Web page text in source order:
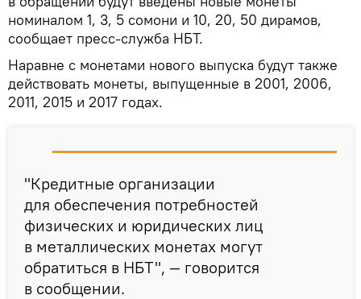
номиналом 1, 3, 5 сомони и 10, 20, 50 дирамов,
сообщает пресс-служба НБТ.
Наравне с монетами нового выпуска будут также
действовать монеты, выпущенные в 2001, 2006,
2011, 2015 и 2017 годах.
"Кредитные организации
для обеспечения потребностей
физических и юридических лиц
в металлических монетах могут
обратиться в НБТ", — говорится
в сообщении.